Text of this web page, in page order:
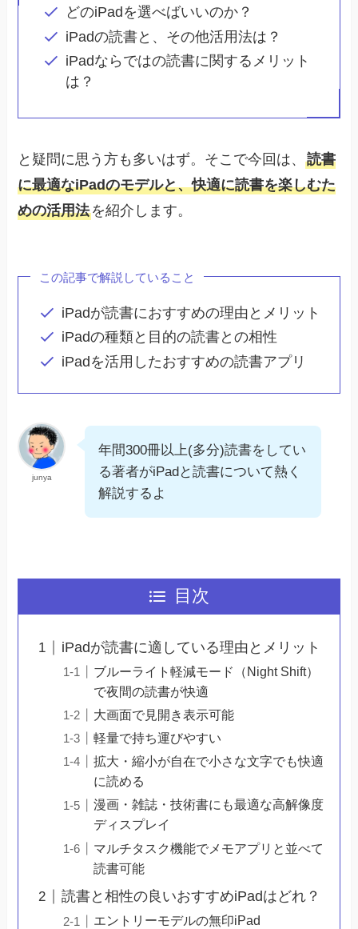
どのiPadを選べばいいのか？
iPadの読書と、その他活用法は？
iPadならではの読書に関するメリット
は？
と疑問に思う方も多いはず。そこで今回は、読書
に最適なiPadのモデルと、快適に読書を楽しむた
めの活用法を紹介します。
この記事で解説していること
iPadが読書におすすめの理由とメリット
iPadの種類と目的の読書との相性
iPadを活用したおすすめの読書アプリ
junya
年間300冊以上(多分)読書をしてい
る著者がiPadと読書について熱く
解説するよ
目次
iPadが読書に適している理由とメリット
ブルーライト軽減モード（Night Shift）
で夜間の読書が快適
大画面で見開き表示可能
軽量で持ち運びやすい
拡大・縮小が自在で小さな文字でも快適
に読める
漫画・雑誌・技術書にも最適な高解像度
ディスプレイ
マルチタスク機能でメモアプリと並べて
読書可能
読書と相性の良いおすすめiPadはどれ？
エントリーモデルの無印iPad